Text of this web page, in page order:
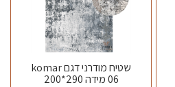
שטיח מודרני דגם komar
06 מידה 290*200